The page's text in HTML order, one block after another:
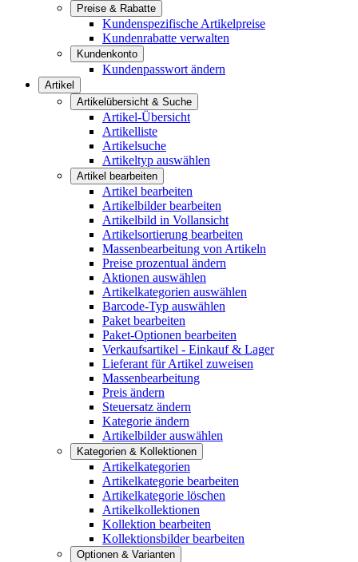
Preise & Rabatte
Kundenspezifische Artikelpreise
Kundenrabatte verwalten
Kundenkonto
Kundenpasswort ändern
Artikel
Artikelübersicht & Suche
Artikel-Übersicht
Artikelliste
Artikelsuche
Artikeltyp auswählen
Artikel bearbeiten
Artikel bearbeiten
Artikelbilder bearbeiten
Artikelbild in Vollansicht
Artikelsortierung bearbeiten
Massenbearbeitung von Artikeln
Preise prozentual ändern
Aktionen auswählen
Artikelkategorien auswählen
Barcode-Typ auswählen
Paket bearbeiten
Paket-Optionen bearbeiten
Verkaufsartikel - Einkauf & Lager
Lieferant für Artikel zuweisen
Massenbearbeitung
Preis ändern
Steuersatz ändern
Kategorie ändern
Artikelbilder auswählen
Kategorien & Kollektionen
Artikelkategorien
Artikelkategorie bearbeiten
Artikelkategorie löschen
Artikelkollektionen
Kollektion bearbeiten
Kollektionsbilder bearbeiten
Optionen & Varianten